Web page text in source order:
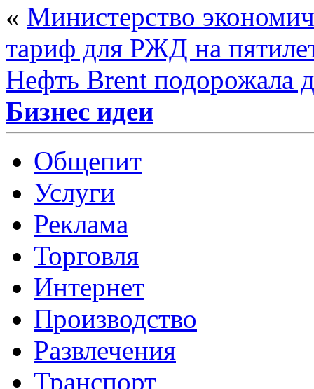
« Министерство
тариф для РЖД на
Нефть Brent подорожала
Бизнес идеи
Общепит
Услуги
Реклама
Торговля
Интернет
Производство
Развлечения
Транспорт